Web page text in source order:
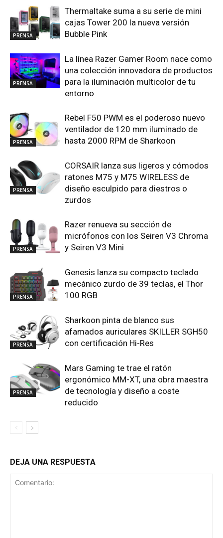
PRENSA
Thermaltake suma a su serie de mini
cajas Tower 200 la nueva versión
Bubble Pink
PRENSA
La línea Razer Gamer Room nace como
una colección innovadora de productos
para la iluminación multicolor de tu
entorno
PRENSA
Rebel F50 PWM es el poderoso nuevo
ventilador de 120 mm iluminado de
hasta 2000 RPM de Sharkoon
PRENSA
CORSAIR lanza sus ligeros y cómodos
ratones M75 y M75 WIRELESS de
diseño esculpido para diestros o
zurdos
PRENSA
Razer renueva su sección de
micrófonos con los Seiren V3 Chroma
y Seiren V3 Mini
PRENSA
Genesis lanza su compacto teclado
mecánico zurdo de 39 teclas, el Thor
100 RGB
PRENSA
Sharkoon pinta de blanco sus
afamados auriculares SKILLER SGH50
con certificación Hi-Res
PRENSA
Mars Gaming te trae el ratón
ergonómico MM-XT, una obra maestra
de tecnología y diseño a coste
reducido
DEJA UNA RESPUESTA